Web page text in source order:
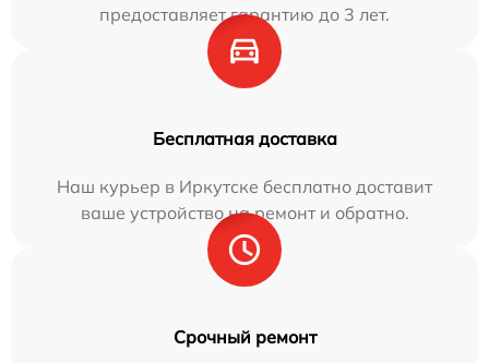
предоставляет гарантию до 3 лет.
Бесплатная доставка
Наш курьер в Иркутске бесплатно доставит
ваше устройство на ремонт и обратно.
Срочный ремонт